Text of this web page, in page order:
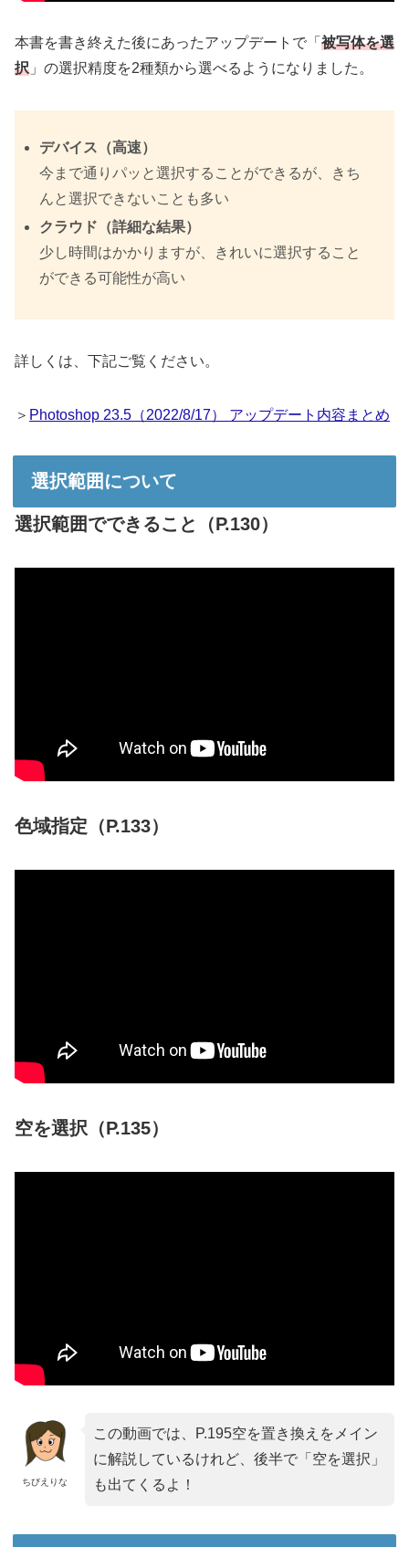
本書を書き終えた後にあったアップデートで「 被写体を選
択 」の選択精度を2種類から選べるようになりました。
デバイス（高速）
今まで通りパッと選択することができるが、きち
んと選択できないことも多い
クラウド（詳細な結果）
少し時間はかかりますが、きれいに選択すること
ができる可能性が高い
詳しくは、下記ご覧ください。
＞ Photoshop 23.5（2022/8/17） アップデート内容まとめ
選択範囲について
選択範囲でできること（P.130）
色域指定（P.133）
空を選択（P.135）
ちびえりな
この動画では、P.195空を置き換えをメイン
に解説しているけれど、後半で「空を選択」
も出てくるよ！